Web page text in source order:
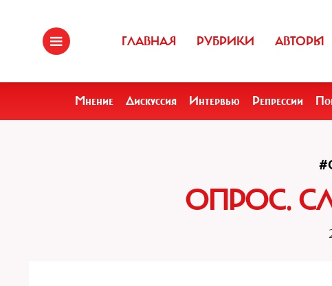
ГЛАВНАЯ РУБРИКИ АВТОРЫ
Мнение Дискуссия Интервью Репрессии
ОПРОС.